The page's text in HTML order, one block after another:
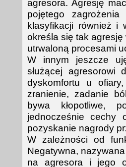
agresora. Agresję
pojętego
klasyfikacji również i
określa się tak
utrwaloną procesami
W innym jeszcze
służącej agresorowi
dyskomfortu u
zranienie, zadanie
bywa kłopotliwe,
jednocześnie cechy
pozyskanie nagrody
W zależności od
Negatywna,
na agresora i jego